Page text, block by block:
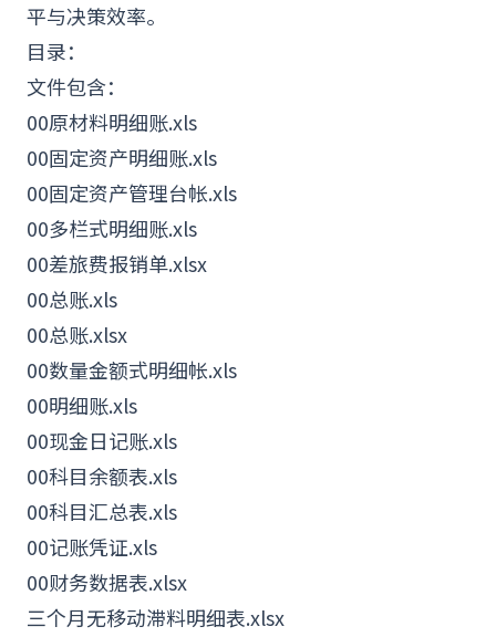
平与决策效率。
目录：
文件包含：
00原材料明细账.xls
00固定资产明细账.xls
00固定资产管理台帐.xls
00多栏式明细账.xls
00差旅费报销单.xlsx
00总账.xls
00总账.xlsx
00数量金额式明细帐.xls
00明细账.xls
00现金日记账.xls
00科目余额表.xls
00科目汇总表.xls
00记账凭证.xls
00财务数据表.xlsx
三个月无移动滞料明细表.xlsx